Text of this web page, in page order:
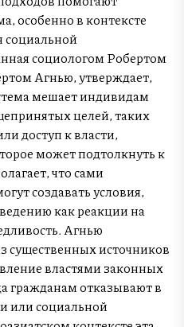
особенно в контексте
социальной
социологом Робертом
Агнью, утверждает,
мешает индивидам
целей, таких
доступ к власти,
может подтолкнуть к
что сами
создавать условия,
как реакции на
Агнью
существенных источников
властями законных
гражданам отказывают в
или социальной